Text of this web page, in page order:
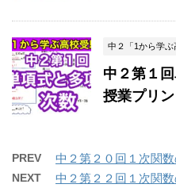
中２「1から学ぶ
中２第１
授業プリ
PREV 中２第２０回１次関
NEXT
中２第２２回１次関